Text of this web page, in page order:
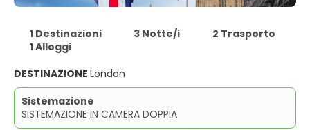
1 Destinazioni 3 Notte/i
2 Trasporto
1 Alloggi
DESTINAZIONE London
Sistemazione
SISTEMAZIONE IN CAMERA DOPPIA